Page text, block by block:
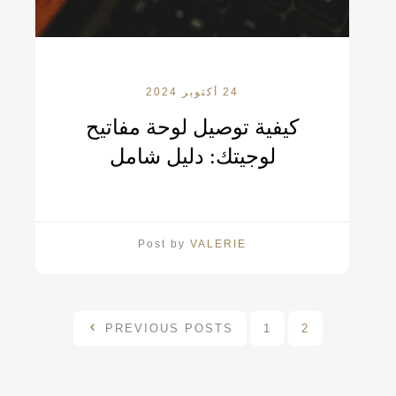
24 أكتوبر 2024
كيفية توصيل لوحة مفاتيح
لوجيتك: دليل شامل
Post by VALERIE
PREVIOUS POSTS 1 2